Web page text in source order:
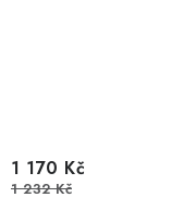
1 170 Kč
1 232 Kč